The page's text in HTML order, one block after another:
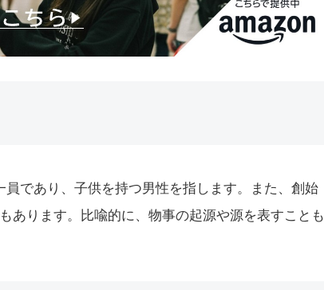
員であり、子供を持つ男性を指します。また、創始
あります。比喩的に、物事の起源や源を表すことも